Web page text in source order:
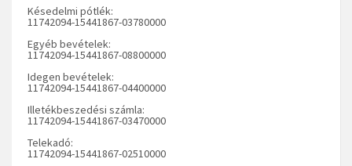
Késedelmi pótlék:
11742094-15441867-03780000
Egyéb bevételek:
11742094-15441867-08800000
Idegen bevételek:
11742094-15441867-04400000
Illetékbeszedési számla:
11742094-15441867-03470000
Telekadó:
11742094-15441867-02510000